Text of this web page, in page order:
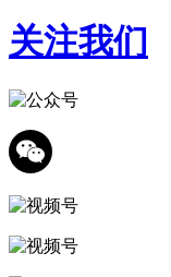
关注我们